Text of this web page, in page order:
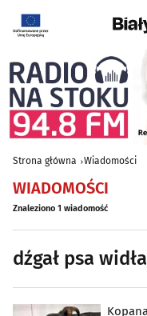
Strona główna Wiadomości
WIADOMOŚCI
Znaleziono 1 wiadomość
dźgał psa